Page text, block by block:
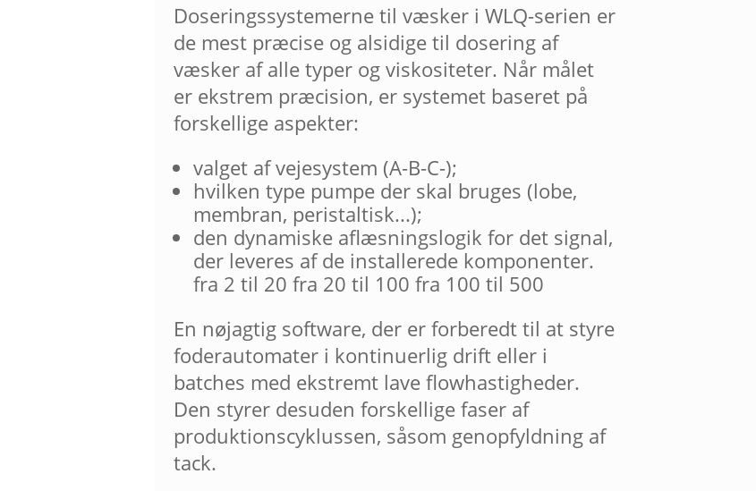
Doseringssystemerne til væsker i WLQ-serien er
de mest præcise og alsidige til dosering af
væsker af alle typer og viskositeter. Når målet
er ekstrem præcision, er systemet baseret på
forskellige aspekter:
valget af vejesystem (A-B-C-);
hvilken type pumpe der skal bruges (lobe,
membran, peristaltisk...);
den dynamiske aflæsningslogik for det signal,
der leveres af de installerede komponenter.
fra 2 til 20 fra 20 til 100 fra 100 til 500
En nøjagtig software, der er forberedt til at styre
foderautomater i kontinuerlig drift eller i
batches med ekstremt lave flowhastigheder.
Den styrer desuden forskellige faser af
produktionscyklussen, såsom genopfyldning af
tack.